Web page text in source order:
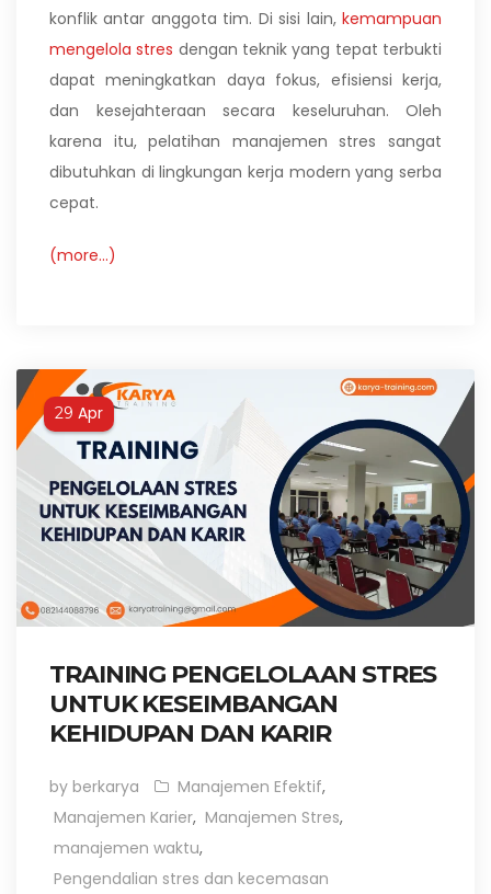
konflik antar anggota tim. Di sisi lain, kemampuan
mengelola stres dengan teknik yang tepat terbukti
dapat meningkatkan daya fokus, efisiensi kerja,
dan kesejahteraan secara keseluruhan. Oleh
karena itu, pelatihan manajemen stres sangat
dibutuhkan di lingkungan kerja modern yang serba
cepat.
(more…)
29 Apr
TRAINING PENGELOLAAN STRES
UNTUK KESEIMBANGAN
KEHIDUPAN DAN KARIR
by berkarya Manajemen Efektif,
Manajemen Karier, Manajemen Stres,
manajemen waktu,
Pengendalian stres dan kecemasan